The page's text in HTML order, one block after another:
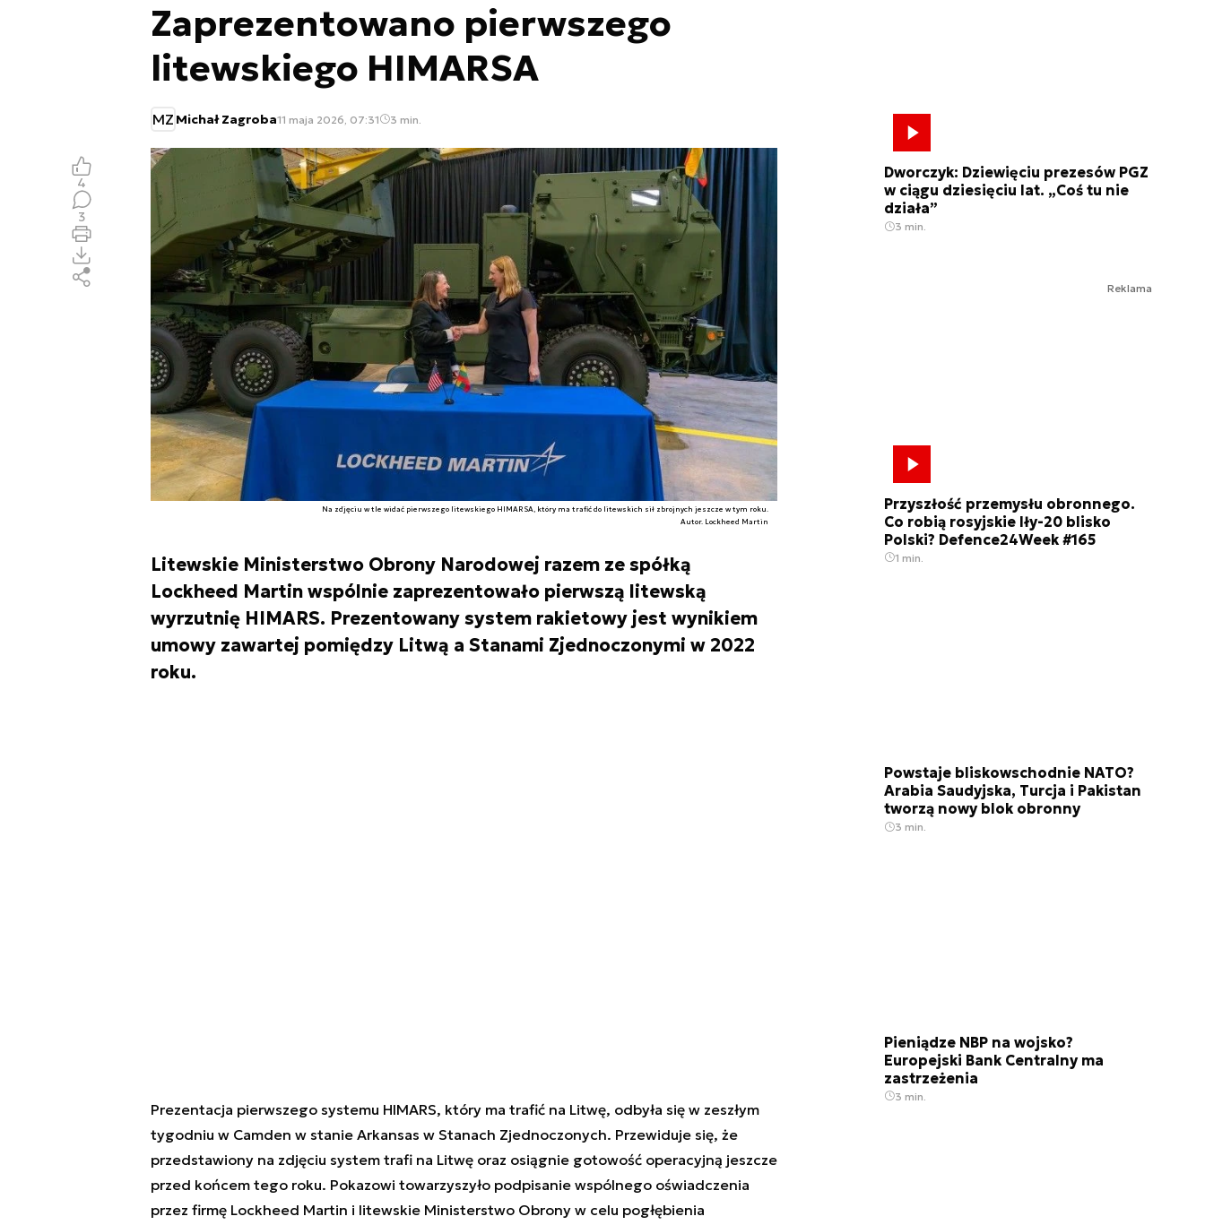
Zaprezentowano pierwszego
litewskiego HIMARSA
MZ Michał Zagroba11 maja 2026, 07:31 3 min.
Na zdjęciu w tle widać pierwszego litewskiego HIMARSA, który ma trafić do litewskich sił zbrojnych jeszcze w tym roku.
Autor. Lockheed Martin
Litewskie Ministerstwo Obrony Narodowej razem ze spółką
Lockheed Martin wspólnie zaprezentowało pierwszą litewską
wyrzutnię HIMARS. Prezentowany system rakietowy jest wynikiem
umowy zawartej pomiędzy Litwą a Stanami Zjednoczonymi w 2022
roku.
4
3
Prezentacja pierwszego systemu HIMARS, który ma trafić na Litwę, odbyła się w zeszłym
tygodniu w Camden w stanie Arkansas w Stanach Zjednoczonych. Przewiduje się, że
przedstawiony na zdjęciu system trafi na Litwę oraz osiągnie gotowość operacyjną jeszcze
przed końcem tego roku. Pokazowi towarzyszyło podpisanie wspólnego oświadczenia
przez firmę Lockheed Martin i litewskie Ministerstwo Obrony w celu pogłębienia
Dworczyk: Dziewięciu prezesów PGZ
w ciągu dziesięciu lat. „Coś tu nie
działa”
3 min.
Reklama
Przyszłość przemysłu obronnego.
Co robią rosyjskie Iły-20 blisko
Polski? Defence24Week #165
1 min.
Powstaje bliskowschodnie NATO?
Arabia Saudyjska, Turcja i Pakistan
tworzą nowy blok obronny
3 min.
Pieniądze NBP na wojsko?
Europejski Bank Centralny ma
zastrzeżenia
3 min.